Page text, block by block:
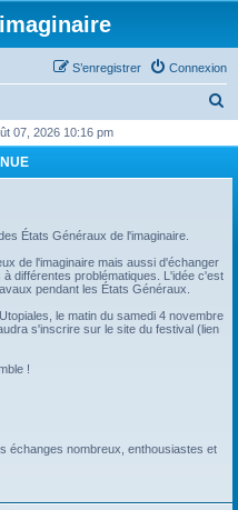
Connexion
S’enregistrer
h
07, 2026 10:16 pm
États Généraux de l'imaginaire.
de l'imaginaire mais aussi d'échanger
différentes problématiques. L'idée c'est
pendant les États Généraux.
le matin du samedi 4 novembre
s'inscrire sur le site du festival (lien
!
échanges nombreux, enthousiastes et